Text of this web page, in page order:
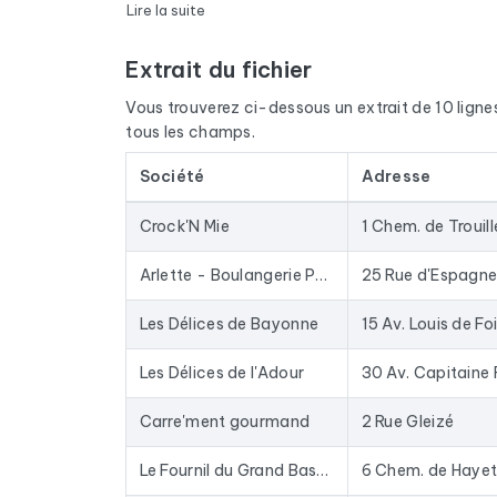
Le fichier ne se limite pas aux emails. Pour
nom du dirigeant grâce à un croisement avec
Les données sont extraites de Google Maps et
une base depuis des années : les entreprises
Concrètement, ce fichier sert à alimenter vos
emailing du marché.
Pour constituer ce fichier, nous avons collecté
Lire la suite
Extrait du fichier
Vous trouverez ci-dessous un extrait de 10
tous les champs.
Société Adresse
Crock'N Mie 1 Chem. de
Arlette - Boulangerie Pâtisserie 25 Rue d'Espagne
Les Délices de Bayonne 15 Av. Louis de
Les Délices de l'Adour
Carre'ment gourmand 2 Rue Gleizé
Le Fournil du Grand Basque 6 Chem. de Hayet